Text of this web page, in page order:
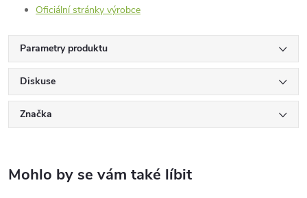
Oficiální stránky výrobce
Parametry produktu
Diskuse
Značka